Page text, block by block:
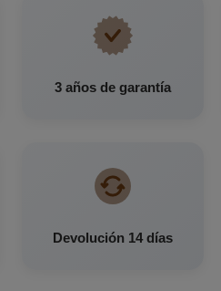
3 años de garantía
Devolución 14 días